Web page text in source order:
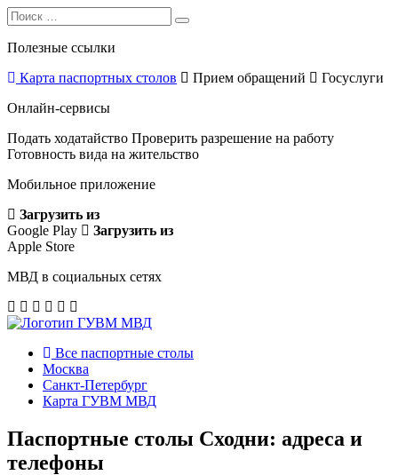
Search
for:
Search
Полезные ссылки
Карта паспортных столов
Прием обращений
Госуслуги
Онлайн-сервисы
Подать ходатайство Проверить разрешение на работу
Готовность вида на жительство
Мобильное приложение
Загрузить из
Google Play
Загрузить из
Apple Store
МВД в социальных сетях
Все паспортные столы
Москва
Санкт-Петербург
Карта ГУВМ МВД
Паспортные столы Сходни: адреса и
телефоны